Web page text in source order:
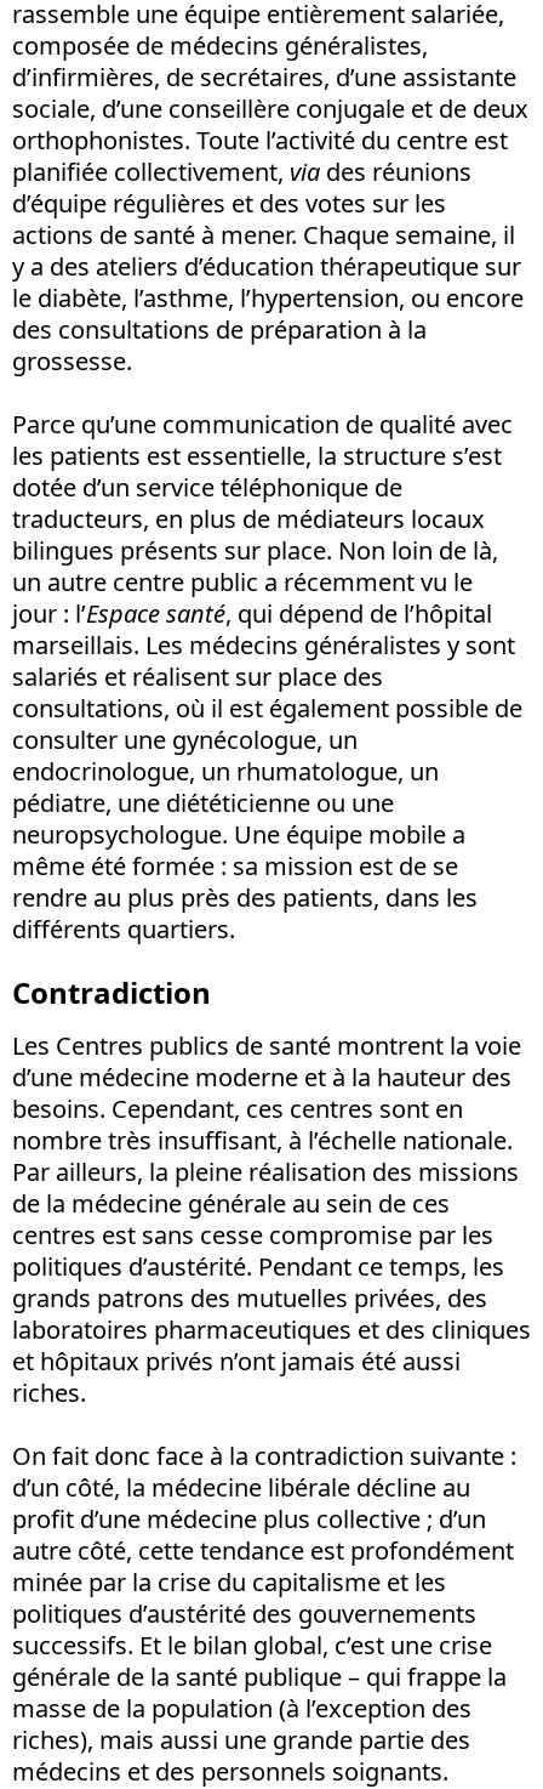
rassemble une équipe entièrement salariée,
composée de médecins généralistes,
d’infirmières, de secrétaires, d’une assistante
sociale, d’une conseillère conjugale et de deux
orthophonistes. Toute l’activité du centre est
planifiée collectivement, via des réunions
d’équipe régulières et des votes sur les
actions de santé à mener. Chaque semaine, il
y a des ateliers d’éducation thérapeutique sur
le diabète, l’asthme, l’hypertension, ou encore
des consultations de préparation à la
grossesse.
Parce qu’une communication de qualité avec
les patients est essentielle, la structure s’est
dotée d’un service téléphonique de
traducteurs, en plus de médiateurs locaux
bilingues présents sur place. Non loin de là,
un autre centre public a récemment vu le
jour : l’Espace santé, qui dépend de l’hôpital
marseillais. Les médecins généralistes y sont
salariés et réalisent sur place des
consultations, où il est également possible de
consulter une gynécologue, un
endocrinologue, un rhumatologue, un
pédiatre, une diététicienne ou une
neuropsychologue. Une équipe mobile a
même été formée : sa mission est de se
rendre au plus près des patients, dans les
différents quartiers.
Contradiction
Les Centres publics de santé montrent la voie
d’une médecine moderne et à la hauteur des
besoins. Cependant, ces centres sont en
nombre très insuffisant, à l’échelle nationale.
Par ailleurs, la pleine réalisation des missions
de la médecine générale au sein de ces
centres est sans cesse compromise par les
politiques d’austérité. Pendant ce temps, les
grands patrons des mutuelles privées, des
laboratoires pharmaceutiques et des cliniques
et hôpitaux privés n’ont jamais été aussi
riches.
On fait donc face à la contradiction suivante :
d’un côté, la médecine libérale décline au
profit d’une médecine plus collective ; d’un
autre côté, cette tendance est profondément
minée par la crise du capitalisme et les
politiques d’austérité des gouvernements
successifs. Et le bilan global, c’est une crise
générale de la santé publique – qui frappe la
masse de la population (à l’exception des
riches), mais aussi une grande partie des
médecins et des personnels soignants.